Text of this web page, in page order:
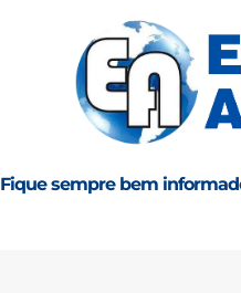
Fique sempre bem